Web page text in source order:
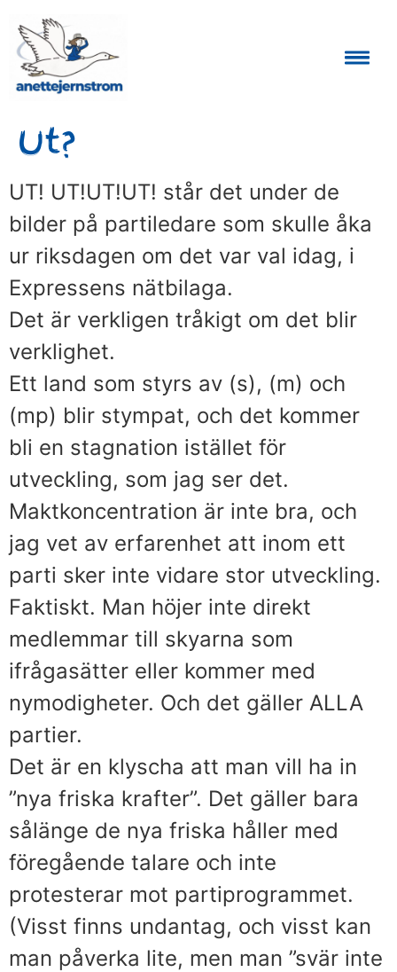
Ut?
UT! UT!UT!UT! står det under de
bilder på partiledare som skulle åka
ur riksdagen om det var val idag, i
Expressens nätbilaga.
Det är verkligen tråkigt om det blir
verklighet.
Ett land som styrs av (s), (m) och
(mp) blir stympat, och det kommer
bli en stagnation istället för
utveckling, som jag ser det.
Maktkoncentration är inte bra, och
jag vet av erfarenhet att inom ett
parti sker inte vidare stor utveckling.
Faktiskt. Man höjer inte direkt
medlemmar till skyarna som
ifrågasätter eller kommer med
nymodigheter. Och det gäller ALLA
partier.
Det är en klyscha att man vill ha in
”nya friska krafter”. Det gäller bara
sålänge de nya friska håller med
föregående talare och inte
protesterar mot partiprogrammet.
(Visst finns undantag, och visst kan
man påverka lite, men man ”svär inte